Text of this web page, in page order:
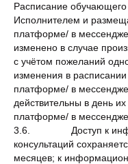
Расписание обучающего
Исполнителем и
платформе/ в
изменено в случае
с учётом пожеланий
изменения в
платформе/ в
действительны в день
платформе/ в
3.6. Доступ к
консультаций
месяцев; к